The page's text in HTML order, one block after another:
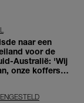
naar een
voor de
Australië: 'Wij
onze koffers